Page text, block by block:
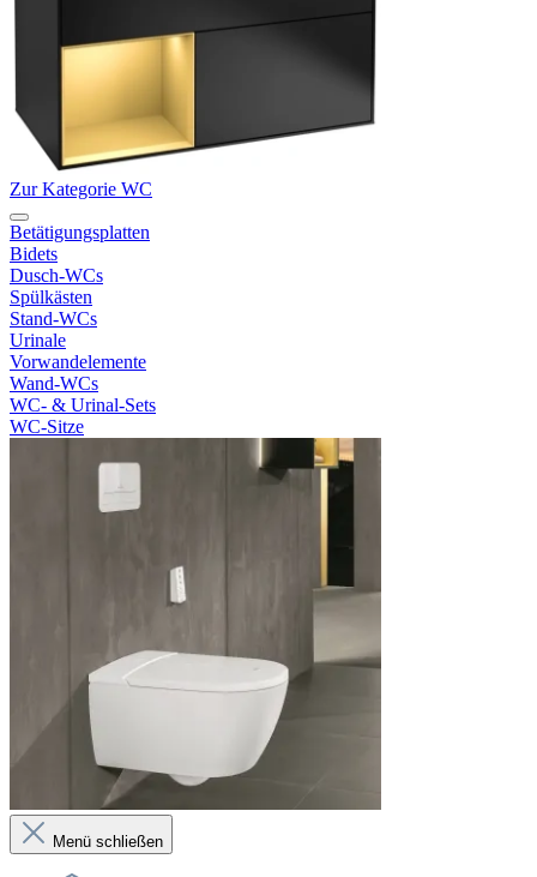
Zur Kategorie WC
Betätigungsplatten
Bidets
Dusch-WCs
Spülkästen
Stand-WCs
Urinale
Vorwandelemente
Wand-WCs
WC- & Urinal-Sets
WC-Sitze
Menü schließen